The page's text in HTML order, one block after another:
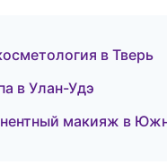
в Тверь
в Улан-Удэ
макияж в